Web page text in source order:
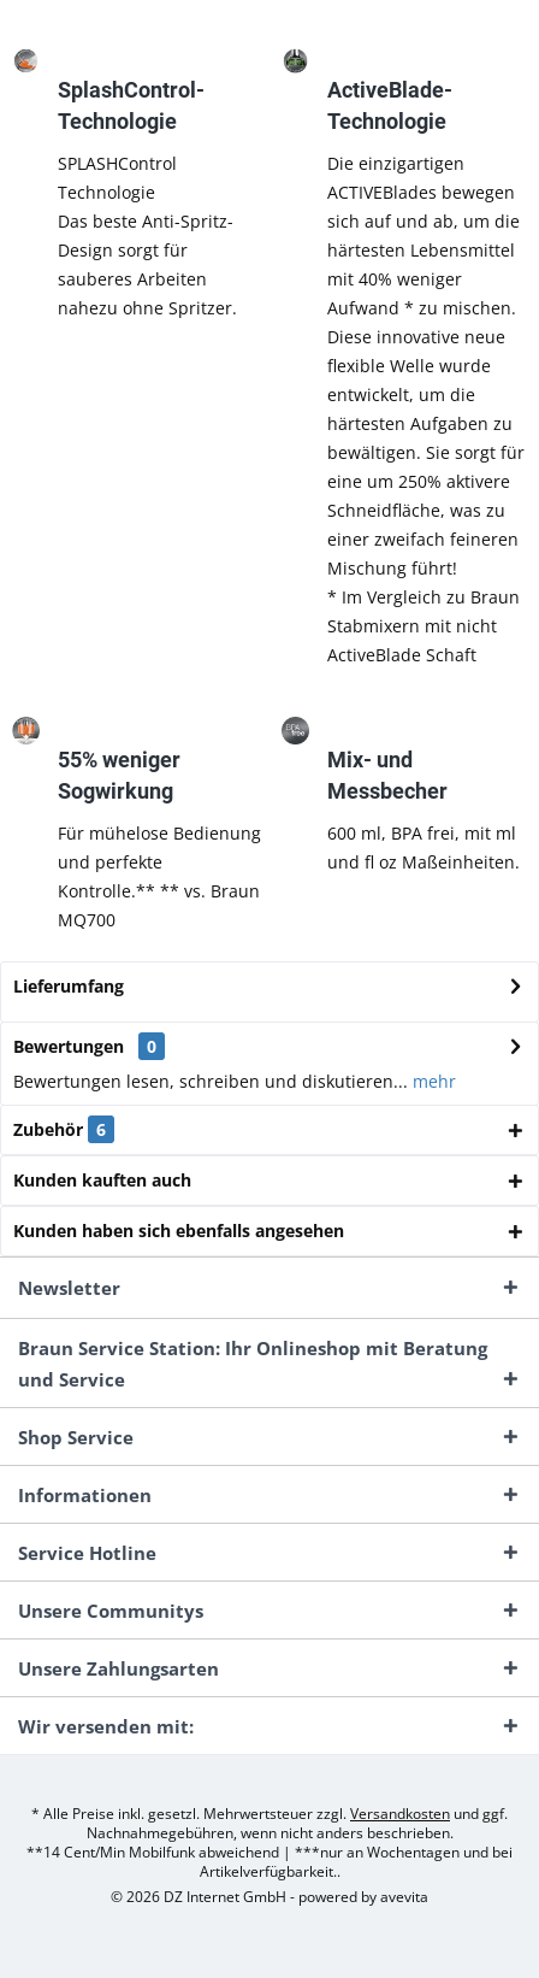
SplashControl-
Technologie
SPLASHControl
Technologie
Das beste Anti-Spritz-
Design sorgt für
sauberes Arbeiten
nahezu ohne Spritzer.
ActiveBlade-
Technologie
Die einzigartigen
ACTIVEBlades bewegen
sich auf und ab, um die
härtesten Lebensmittel
mit 40% weniger
Aufwand * zu mischen.
Diese innovative neue
flexible Welle wurde
entwickelt, um die
härtesten Aufgaben zu
bewältigen. Sie sorgt für
eine um 250% aktivere
Schneidfläche, was zu
einer zweifach feineren
Mischung führt!
* Im Vergleich zu Braun
Stabmixern mit nicht
ActiveBlade Schaft
55% weniger
Sogwirkung
Für mühelose Bedienung
und perfekte
Kontrolle.** ** vs. Braun
MQ700
Mix- und
Messbecher
600 ml, BPA frei, mit ml
und fl oz Maßeinheiten.
Lieferumfang
Bewertungen
0
Bewertungen lesen, schreiben und diskutieren... mehr
Zubehör 6
Kunden kauften auch
Kunden haben sich ebenfalls angesehen
Newsletter
Braun Service Station: Ihr Onlineshop mit Beratung
und Service
Shop Service
Informationen
Service Hotline
Unsere Communitys
Unsere Zahlungsarten
Wir versenden mit:
* Alle Preise inkl. gesetzl. Mehrwertsteuer zzgl.Versandkosten und ggf.
Nachnahmegebühren, wenn nicht anders beschrieben.
**14 Cent/Min Mobilfunk abweichend | ***nur an Wochentagen und bei
Artikelverfügbarkeit..
© 2026 DZ Internet GmbH - powered byavevita